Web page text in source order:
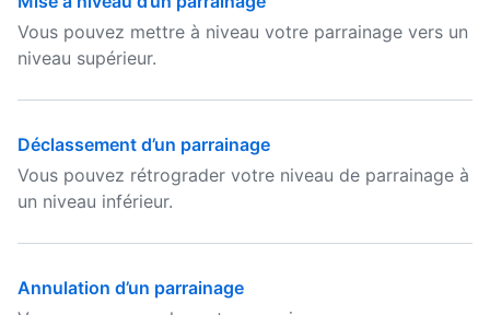
Vous pouvez mettre à niveau votre parrainage vers un
niveau supérieur.
Déclassement d’un parrainage
Vous pouvez rétrograder votre niveau de parrainage à
un niveau inférieur.
Annulation d’un parrainage